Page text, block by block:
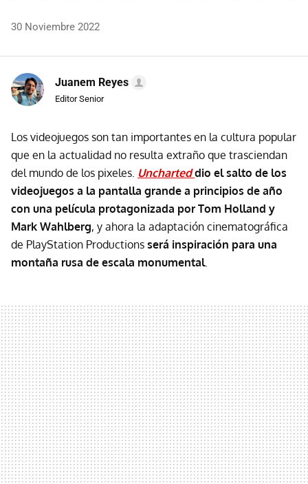
30 Noviembre 2022
Juanem Reyes
Editor Senior
Los videojuegos son tan importantes en la cultura popular
que en la actualidad no resulta extraño que trasciendan
del mundo de los pixeles. Uncharteddio el salto de los
videojuegos a la pantalla grande a principios de año
con una película protagonizada por Tom Holland y
Mark Wahlberg, y ahora la adaptación cinematográfica
de PlayStation Productions será inspiración para una
montaña rusa de escala monumental.